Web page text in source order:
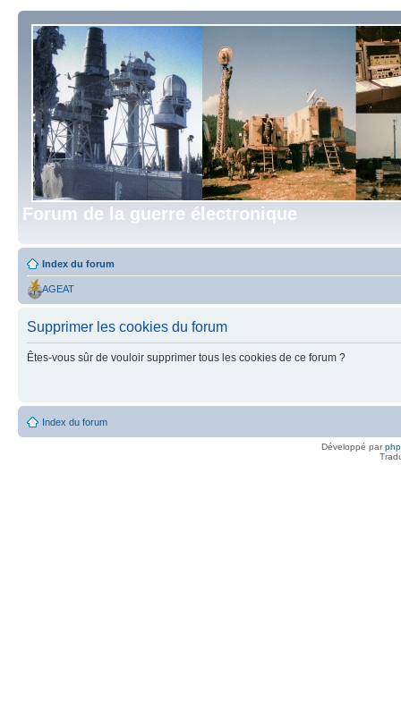
Forum de la guerre électronique
Index du forum
AGEAT
Supprimer les cookies du forum
Êtes-vous sûr de vouloir supprimer tous les cookies de ce forum ?
Index du forum
Développé par